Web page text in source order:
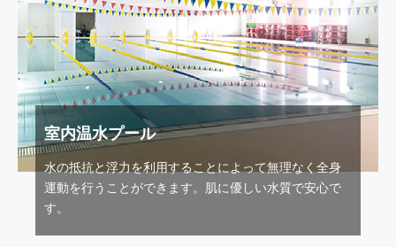
室内温水プール
水の抵抗と浮力を利用することによって無理なく全身
運動を行うことができます。肌に優しい水質で安心で
す。